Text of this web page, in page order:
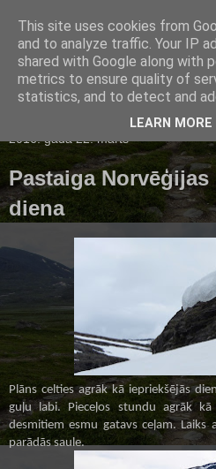
Rams blogs
2016. gada 22. marts
Pastaiga
diena
Plāns celties agrāk kā iepriekšējās
guļu labi. Pieceļos stundu agrāk
desmitiem esmu gatavs ceļam. Laiks
parādās saule.
This site uses cookies from
and to analyze traffic. Your IP
shared with Google along with
metrics to ensure quality of
statistics, and to detect and
LEARN MORE